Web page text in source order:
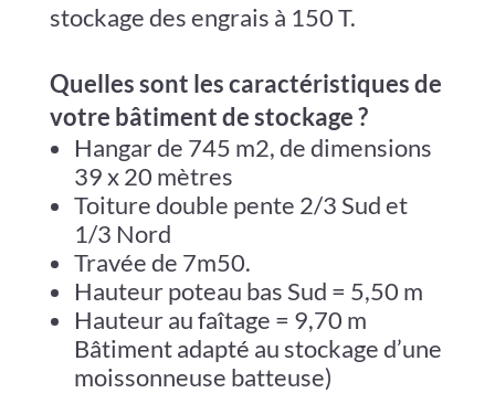
stockage des engrais à 150 T.
Quelles sont les caractéristiques de
votre bâtiment de stockage ?
Hangar de 745 m2, de dimensions
39 x 20 mètres
Toiture double pente 2/3 Sud et
1/3 Nord
Travée de 7m50.
Hauteur poteau bas Sud = 5,50 m
Hauteur au faîtage = 9,70 m
Bâtiment adapté au stockage d’une
moissonneuse batteuse)